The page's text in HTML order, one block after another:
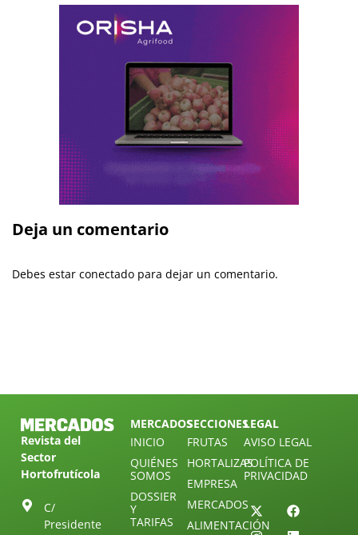
Deja un comentario
Debes estar conectado para dejar un comentario.
Revista del
Sector
Hortofrutícola
C/
Presidente
MERCADOS
INICIO
QUIÉNES
SOMOS
DOSSIER
Y
TARIFAS
SECCIONES
FRUTAS
HORTALIZAS
EMPRESA
MERCADOS
ALIMENTACIÓN
LEGAL
AVISO LEGAL
POLÍTICA DE
PRIVACIDAD